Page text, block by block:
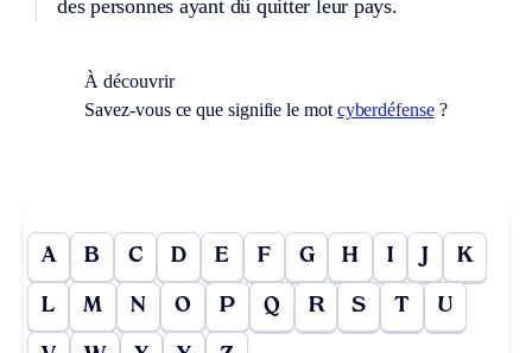
des personnes ayant dû quitter leur pays.
À découvrir
Savez-vous ce que signifie le mot cyberdéfense?
A B C D E F G H I J K
L M N O P Q R S T U